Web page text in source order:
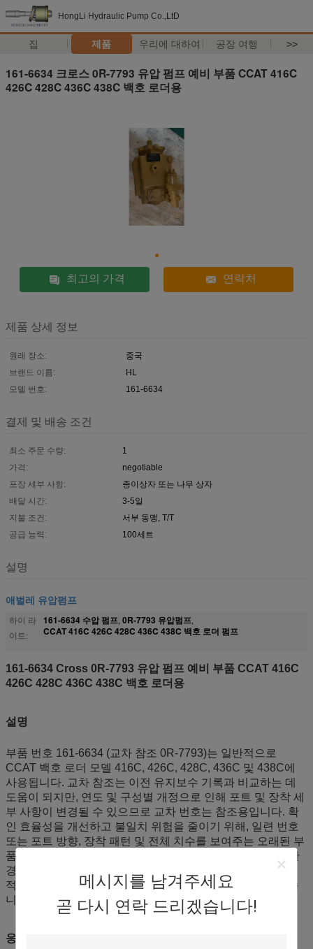
HongLi Hydraulic Pump Co.,LtD
집 제품 우리에 대하여 공장 여행 >>
메시지를 남겨주세요
곧 다시 연락 드리겠습니다!
161-6634 크로스 0R-7793 유압 펌프 예비 부품 CCAT 416C
426C 428C 436C 438C 백호 로더용
최고의 가격 연락처
제품 상세 정보
원래 장소:
중국
브랜드 이름:
HL
모델 번호:
161-6634
결제 및 배송 조건
최소 주문 수량:
1
가격:
negotiable
포장 세부 사항:
종이상자 또는 나무 상자
배달 시간:
3-5일
지불 조건:
서부 동맹, T/T
공급 능력:
100세트
설명
애벌레 유압펌프
하이 라
이트:
161-6634 수압 펌프, 0R-7793 유압펌프,
CCAT 416C 426C 428C 436C 438C 백호 로더 펌프
161-6634 Cross 0R-7793 유압 펌프 예비 부품 CCAT 416C
426C 428C 436C 438C 백호 로더용
설명
부품 번호 161-6634 (교차 참조 0R-7793)는 일반적으로
CCAT 백호 로더 모델 416C, 426C, 428C, 436C 및 438C에
사용됩니다. 교차 참조는 이전 유지보수 기록과 비교하는 데
도움이 되지만, 연도 및 구성별 개정으로 인해 포트 및 장착 세
부 사항이 변경될 수 있으므로 교차 번호는 참조용입니다. 확
인 효율성을 개선하고 불일치 위험을 줄이기 위해, 일련 번호
또는 포트 방향, 장착 패턴 및 전체 치수를 보여주는 오래된 부
품의 선명한 사진과 명판 세부 정보를 제공하십시오. (가능한
경우) 차량 및 작업장은 부품 번호, 모델 및 일련 범위를 내부
적으로 매핑하여 반복적인 확인 및 대기 시간을 줄일 수 있습
니다.
응용 분야